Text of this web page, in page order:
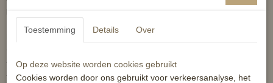
Productspecificaties:
- Korte, klassieke jas met een kraag van imitatiebont
- Volledige rits aan de voorzijde
- Zakken met ritssluiting
Toestemming Details Over
Op deze website worden cookies gebruikt
Cookies worden door ons gebruikt voor verkeersanalyse, het